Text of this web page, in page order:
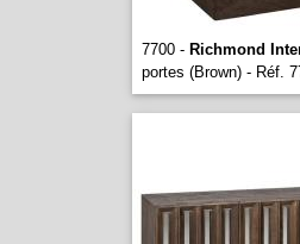
7700 - Richmond
portes (Brown) - Réf.